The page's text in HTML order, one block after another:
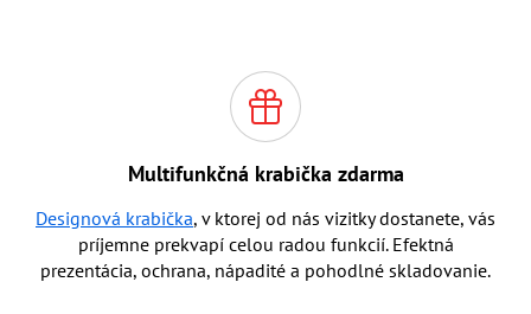
Multifunkčná krabička zdarma
Designová krabička, v ktorej od nás vizitky dostanete, vás
príjemne prekvapí celou radou funkcií. Efektná
prezentácia, ochrana, nápadité a pohodlné skladovanie.